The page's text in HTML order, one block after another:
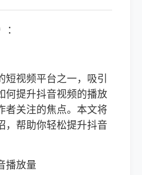
：
视频平台之一，吸引
何提升抖音视频的播放
者关注的焦点。本文将
，帮助你轻松提升抖音
播放量